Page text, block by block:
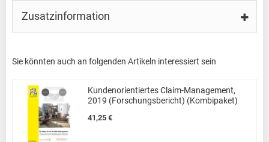
Zusatzinformation
Sie könnten auch an folgenden Artikeln interessiert sein
Kundenorientiertes Claim-Management,
2019 (Forschungsbericht) (Kombipaket)
41,25 €